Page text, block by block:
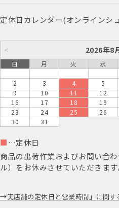
定休日カレンダー(オンラインシ
< 2026年8
日 月 火 水
2
3 4 5
9
10 11 12
16
17 18 19
23
24 25 26
30
31
■ …定休日
商品の出荷作業およびお問い合
ル）をお休みさせていただきます
実店舗の定休日と営業時間」に関す